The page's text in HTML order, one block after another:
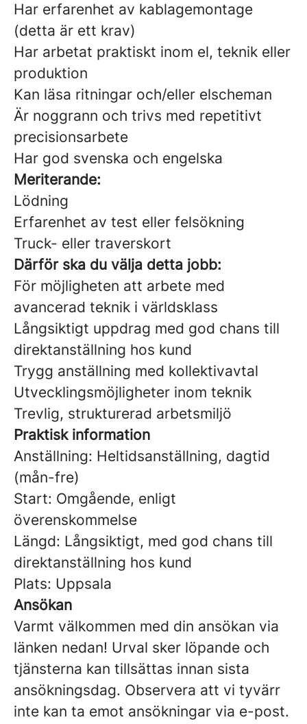
Har erfarenhet av kablagemontage
(detta är ett krav)
Har arbetat praktiskt inom el, teknik eller
produktion
Kan läsa ritningar och/eller elscheman
Är noggrann och trivs med repetitivt
precisionsarbete
Har god svenska och engelska
Meriterande:
Lödning
Erfarenhet av test eller felsökning
Truck- eller traverskort
Därför ska du välja detta jobb:
För möjligheten att arbete med
avancerad teknik i världsklass
Långsiktigt uppdrag med god chans till
direktanställning hos kund
Trygg anställning med kollektivavtal
Utvecklingsmöjligheter inom teknik
Trevlig, strukturerad arbetsmiljö
Praktisk information
Anställning: Heltidsanställning, dagtid
(mån-fre)
Start: Omgående, enligt
överenskommelse
Längd: Långsiktigt, med god chans till
direktanställning hos kund
Plats: Uppsala
Ansökan
Varmt välkommen med din ansökan via
länken nedan! Urval sker löpande och
tjänsterna kan tillsättas innan sista
ansökningsdag. Observera att vi tyvärr
inte kan ta emot ansökningar via e-post.